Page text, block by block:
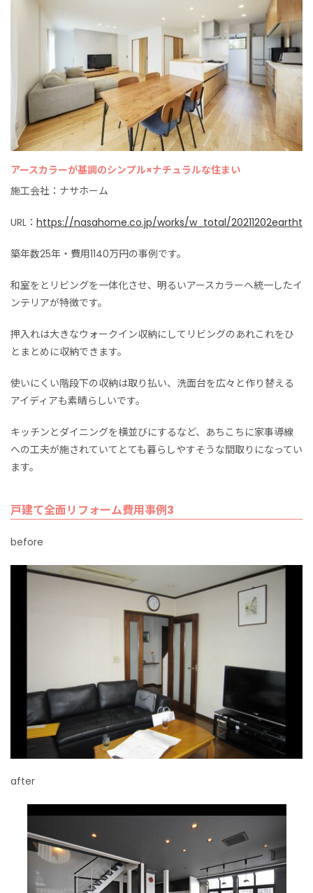
アースカラーが基調のシンプル×ナチュラルな住まい
施工会社：ナサホーム
URL： https://nasahome.co.jp/works/w_total/20211202eartht
築年数25年・費用1140万円の事例です。
和室をとリビングを一体化させ、明るいアースカラーへ統一したイ
ンテリアが特徴です。
押入れは大きなウォークイン収納にしてリビングのあれこれをひ
とまとめに収納できます。
使いにくい階段下の収納は取り払い、洗面台を広々と作り替える
アイディアも素晴らしいです。
キッチンとダイニングを横並びにするなど、あちこちに家事導線
への工夫が施されていてとても暮らしやすそうな間取りになってい
ます。
戸建て全面リフォーム費用事例3
before
after